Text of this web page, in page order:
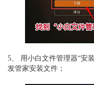
5、 用小白文件管理器“安
发管家安装文件；